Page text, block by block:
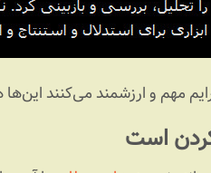
مهم و ارزشمند می‌کنند
است